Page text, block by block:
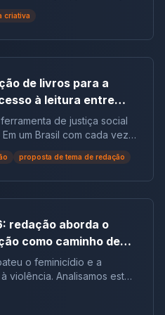
criativa
de livros para a
à leitura entre
de vulnerabilidade
de Redação
de justiça social
um Brasil com cada vez
o acesso ao
proposta de tema de redação
redação aborda o
como caminho de
o feminicídio e a
violência. Analisamos este
e te preparamos